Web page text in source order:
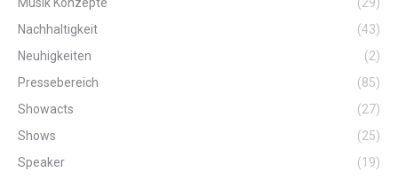
Nachhaltigkeit
(43)
Neuhigkeiten
(2)
Pressebereich
(85)
Showacts
(27)
Shows
(25)
Speaker
(19)